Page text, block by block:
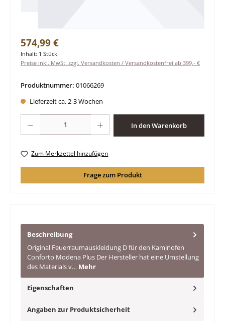
Regulärer Preis:
574,99 €
Inhalt: 1 Stück
Preise inkl. MwSt. zzgl. Versandkosten / Versandkostenfrei ab 399,- €
Produktnummer: 01066269
Lieferzeit ca. 2-3 Wochen
Produkt Anzahl: Gib den gewünschten Wert ein oder benutze die
In den Warenkorb
Zum Merkzettel hinzufügen
Frage zum Produkt
Beschreibung
Original Feuerraumauskleidung D für den Kaminofen
Conforto Modena Plus Der Hersteller hat eine Umstellung
des Materials v… Mehr
Eigenschaften
Angaben zur Produktsicherheit